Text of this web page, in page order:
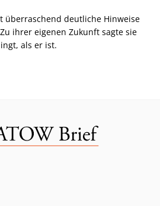
überraschend deutliche Hinweise
ihrer eigenen Zukunft sagte sie
als er ist.